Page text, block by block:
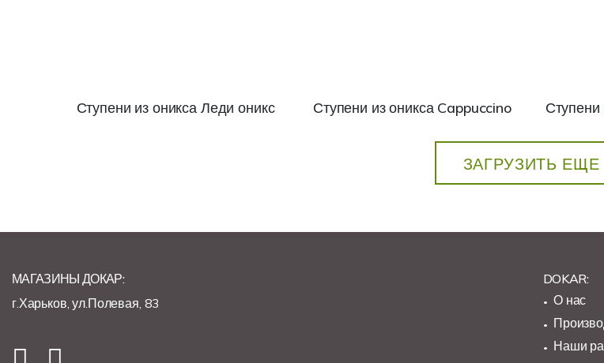
Ступени из оникса Леди оникс Ступени из оникса Cappuccino Ступени
ЗАГРУЗИТЬ ЕЩЕ
МАГАЗИНЫ ДОКАР:
г.Харьков, ул.Полевая, 83
DOKAR:
О нас
Наши